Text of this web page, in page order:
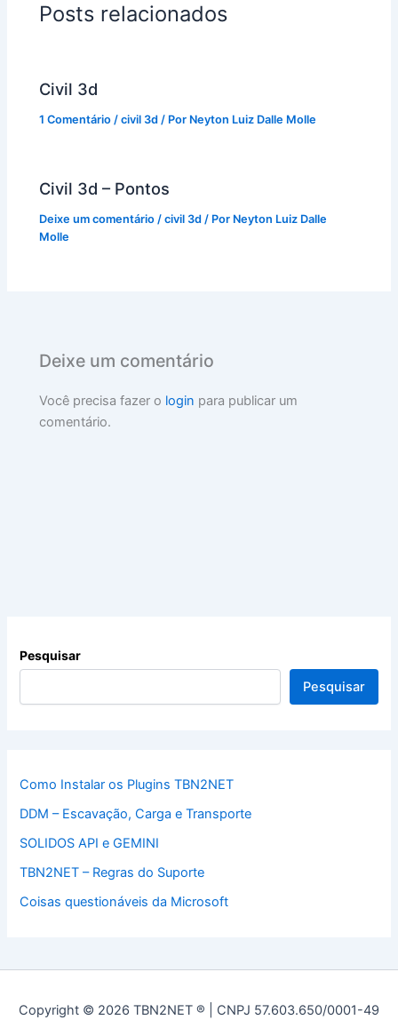
Posts relacionados
Civil 3d
1 Comentário /civil 3d / Por Neyton Luiz Dalle Molle
Civil 3d – Pontos
Deixe um comentário /civil 3d / Por Neyton Luiz Dalle
Molle
Deixe um comentário
Você precisa fazer o login para publicar um
comentário.
Pesquisar
Pesquisar
Como Instalar os Plugins TBN2NET
DDM – Escavação, Carga e Transporte
SOLIDOS API e GEMINI
TBN2NET – Regras do Suporte
Coisas questionáveis da Microsoft
Copyright © 2026 TBN2NET ® | CNPJ 57.603.650/0001-49